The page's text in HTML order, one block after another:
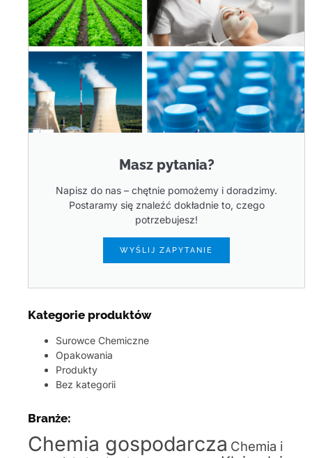
Masz pytania?
Napisz do nas – chętnie pomożemy i doradzimy.
Postaramy się znaleźć dokładnie to, czego
potrzebujesz!
WYŚLIJ ZAPYTANIE
Kategorie produktów
Surowce Chemiczne
Opakowania
Produkty
Bez kategorii
Branże:
Chemia gospodarcza Chemia i